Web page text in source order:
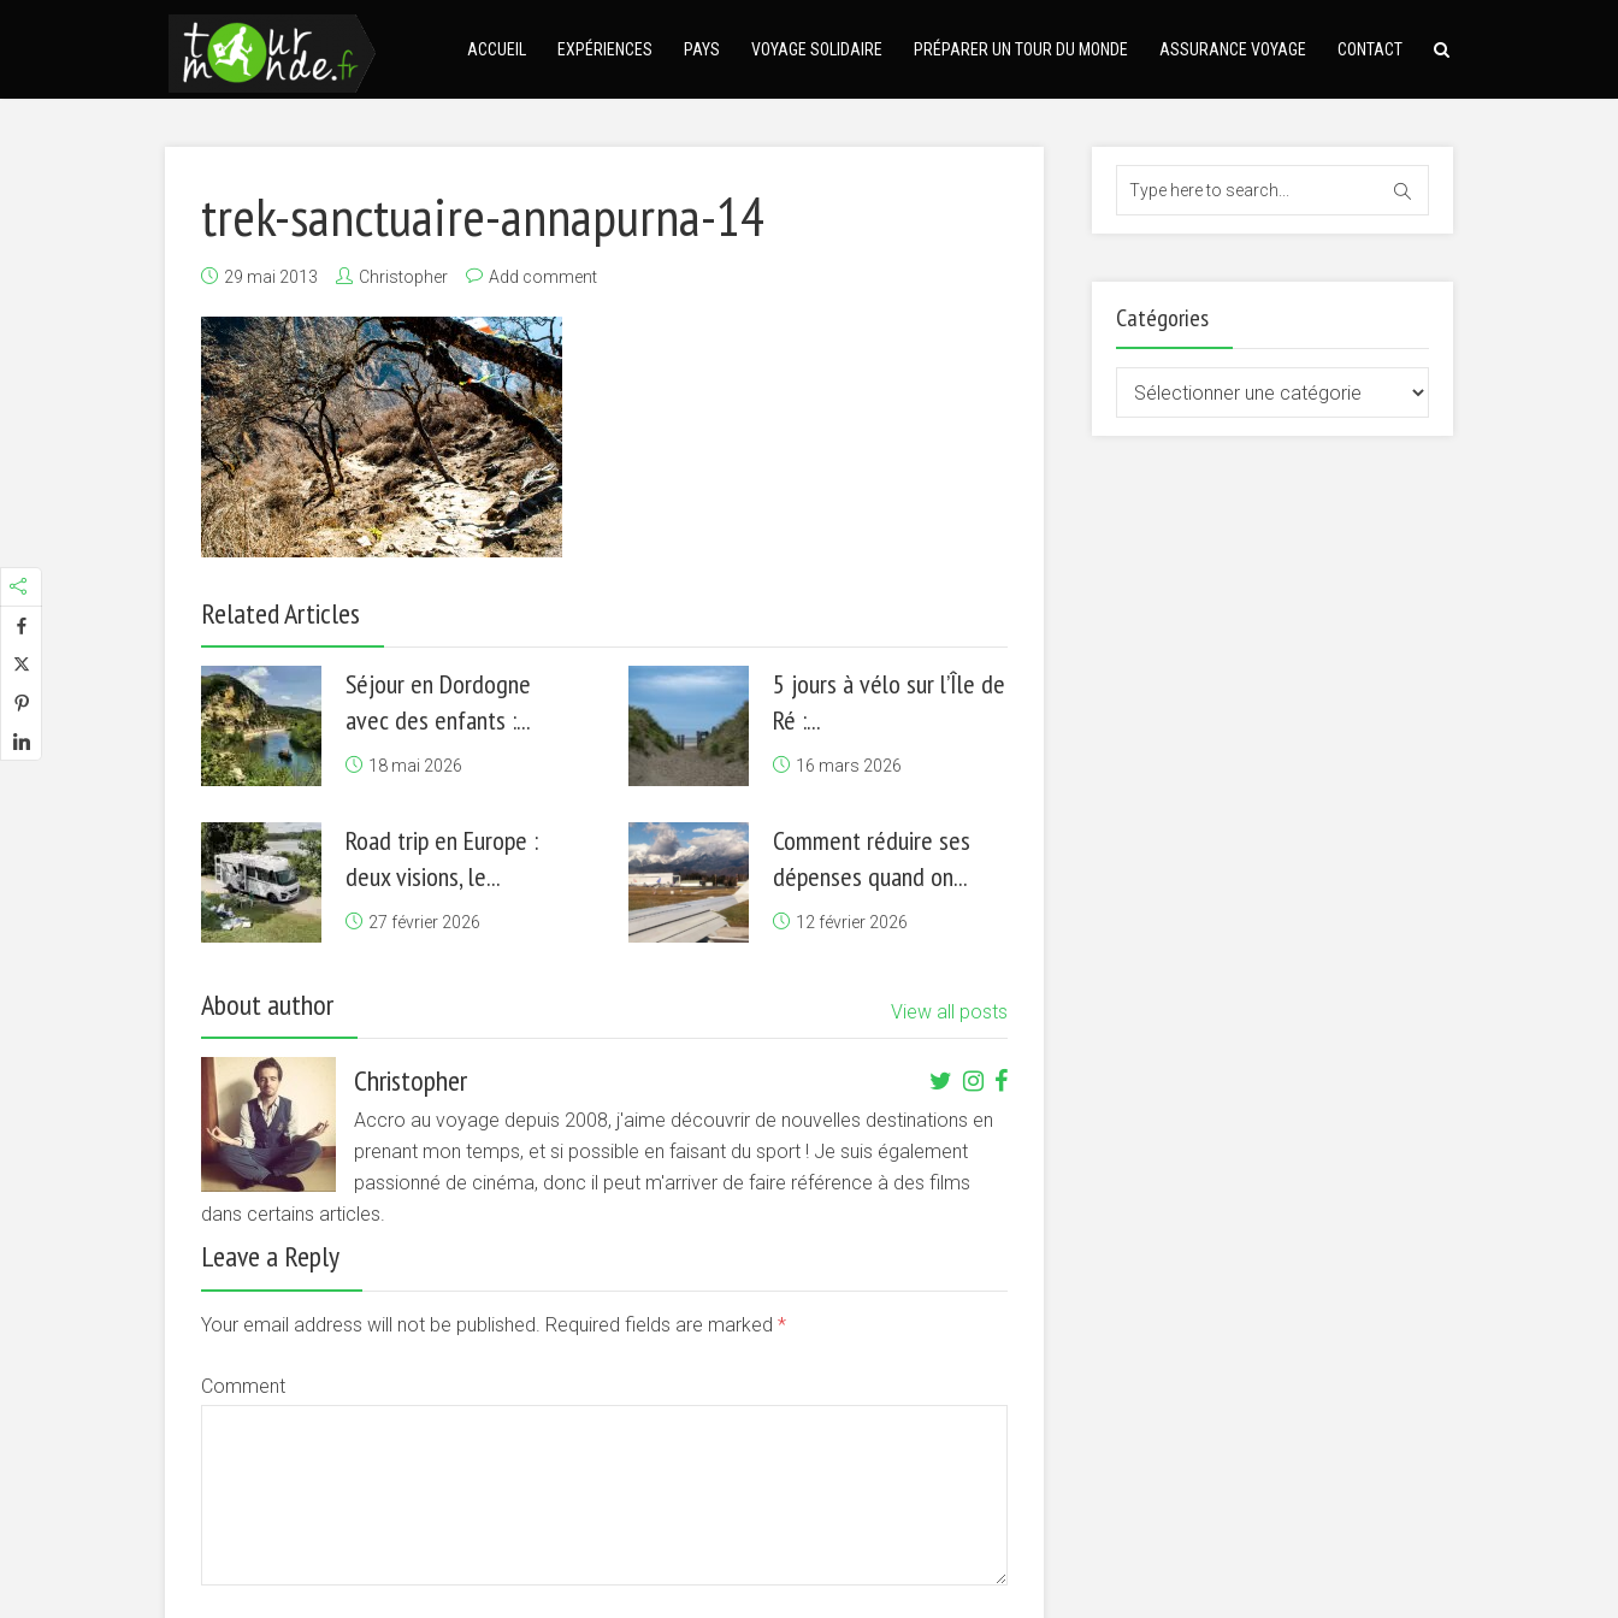
ACCUEIL EXPÉRIENCES PAYS VOYAGE SOLIDAIRE PRÉPARER UN TOUR DU MONDE ASSURANCE VOYAGE CONTACT
trek-sanctuaire-annapurna-14
29 mai 2013 Christopher Add comment
Related Articles
Séjour en Dordogne
avec des enfants :...
18 mai 2026
5 jours à vélo sur l’Île de
Ré :...
16 mars 2026
Road trip en Europe :
deux visions, le...
27 février 2026
Comment réduire ses
dépenses quand on...
12 février 2026
About author View all posts
Christopher
Accro au voyage depuis 2008, j'aime découvrir de nouvelles destinations en
prenant mon temps, et si possible en faisant du sport ! Je suis également
passionné de cinéma, donc il peut m'arriver de faire référence à des films
dans certains articles.
Leave a Reply
Your email address will not be published. Required fields are marked *
Comment
Catégories